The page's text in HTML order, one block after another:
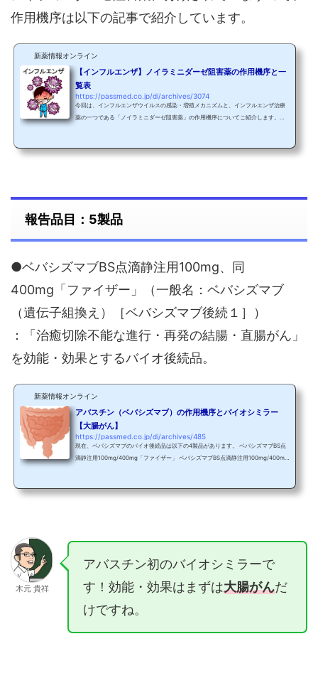
作用機序は以下の記事で紹介しています。
新薬情報オンライン
【インフルエンザ】ノイラミニダーゼ阻害薬の作用機序と一
覧表
https://passmed.co.jp/di/archives/3074
今回は、インフルエンザウイルスの感染・増殖メカニズムと、インフルエンザ治療
薬の一つである「ノイラミニダーゼ阻害薬」の作用機序についてご紹介します。ま
吸入、点滴静注）が異なりますので、特徴等を一覧でまとめて記載しています！ イ
報告品目：5製品
●ベバシズマブBS点滴静注用100mg、同
400mg「ファイザー」（一般名：ベバシズマブ
（遺伝子組換え）［ベバシズマブ後続１］）
：「治癒切除不能な進行・再発の結腸・直腸がん」
を効能・効果とするバイオ後続品。
新薬情報オンライン
アバスチン（ベバシズマブ）の作用機序とバイオシミラー
【大腸がん】
https://passmed.co.jp/di/archives/485
現在、ベバシズマブのバイオ後続品は以下の4製品があります。 ベバシズマブBS点
滴静注用100mg/400mg「ファイザー」 ベバシズマブBS点滴静注用100mg/400mg
7月1日付けで「アムジェン」に承継されましたが、その後発売中止が決定しました
木元 貴祥
アバスチン初のバイオシミラーで
す！効能・効果はまずは大腸がんだ
けですね。